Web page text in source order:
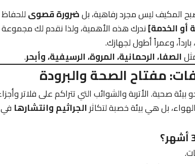
المكيف ليس مجرد رفاهية، بلضرورة قصوى
أو الخدمة]ندرك هذه الأهمية، ولذا نقدم لك
وعمراً أطول لجهازك.
الصفا، الرحمانية، المروة، الرسيفية، وأبحر.
مفتاح الصحة والبرودة
صحية. الأتربة والشوائب التي تتراكم على فلاتر
بل هي بيئة خصبة لتكاثرالجراثيم وانتشارها في